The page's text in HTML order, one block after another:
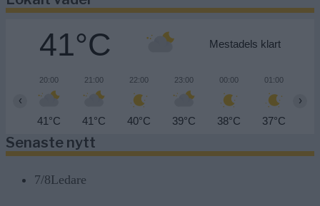
41°C Mestadels klart
20:00
41°C
21:00
41°C
22:00
40°C
23:00
39°C
00:00
38°C
01:00
37°C
‹ ›
Senaste nytt
7/8Ledare